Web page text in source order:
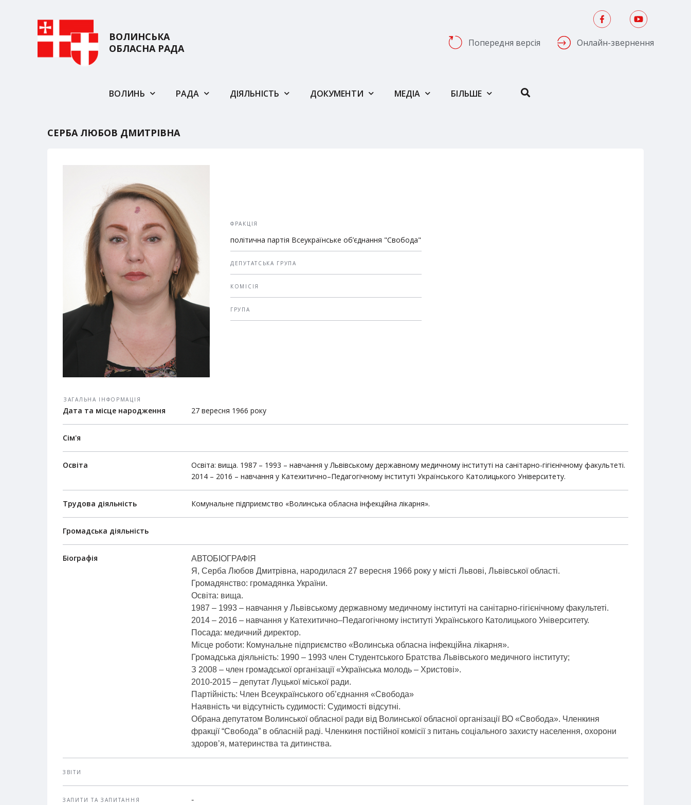
ВОЛИНСЬКА
ОБЛАСНА РАДА
Попередня версія Онлайн-звернення
ВОЛИНЬ РАДА ДІЯЛЬНІСТЬ ДОКУМЕНТИ МЕДІА БІЛЬШЕ
СЕРБА ЛЮБОВ ДМИТРІВНА
ФРАКЦІЯ
політична партія Всеукраїнське об’єднання "Свобода"
ДЕПУТАТСЬКА ГРУПА
КОМІСІЯ
ГРУПА
ЗАГАЛЬНА ІНФОРМАЦІЯ
Дата та місце народження 27 вересня 1966 року
Сім'я
Освіта
Освіта: вища. 1987 – 1993 – навчання у Львівському державному медичному інституті на санітарно-гігієнічному факультеті.
2014 – 2016 – навчання у Катехитично–Педагогічному інституті Українського Католицького Університету.
Трудова діяльність Комунальне підприємство «Волинська обласна інфекційна лікарня».
Громадська діяльність
Біографія
АВТОБІОГРАФІЯ
Я, Серба Любов Дмитрівна, народилася 27 вересня 1966 року у місті Львові, Львівської області.
Громадянство: громадянка України.
Освіта: вища.
1987 – 1993 – навчання у Львівському державному медичному інституті на санітарно-гігієнічному факультеті.
2014 – 2016 – навчання у Катехитично–Педагогічному інституті Українського Католицького Університету.
Посада: медичний директор.
Місце роботи: Комунальне підприємство «Волинська обласна інфекційна лікарня».
Громадська діяльність: 1990 – 1993 член Студентського Братства Львівського медичного інституту;
З 2008 – член громадської організації «Українська молодь – Христові».
2010-2015 – депутат Луцької міської ради.
Партійність: Член Всеукраїнського об’єднання «Свобода»
Наявність чи відсутність судимості: Судимості відсутні.
Обрана депутатом Волинської обласної ради від Волинської обласної організації ВО «Свобода». Членкиня
фракції “Свобода” в обласній раді. Членкиня постійної комісії з питань соціального захисту населення, охорони
здоров’я, материнства та дитинства.
ЗВІТИ
ЗАПИТИ ТА ЗАПИТАННЯ -